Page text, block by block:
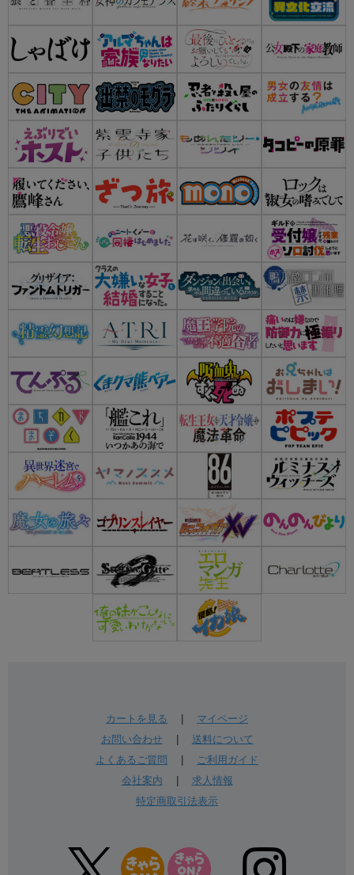
カートを見る
マイページ
お問い合わせ| 送料について
よくあるご質問
ご利用ガイド
会社案内
求人情報
特定商取引法表示